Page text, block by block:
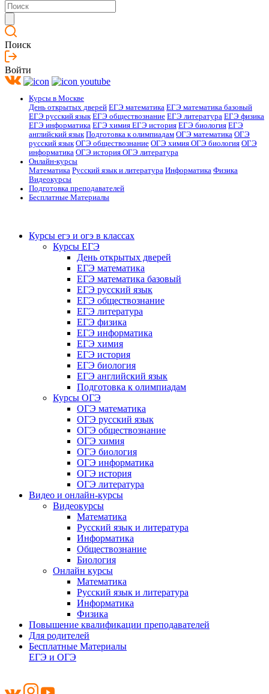
Поиск
Войти
Курсы в Москве
День открытых дверей ЕГЭ математика ЕГЭ математика базовый
ЕГЭ русский язык ЕГЭ обществознание ЕГЭ литература ЕГЭ физика
ЕГЭ информатика ЕГЭ химия ЕГЭ история ЕГЭ биология ЕГЭ
английский язык Подготовка к олимпиадам ОГЭ математика ОГЭ
русский язык ОГЭ обществознание ОГЭ химия ОГЭ биология ОГЭ
информатика ОГЭ история ОГЭ литература
Онлайн-курсы
Математика Русский язык и литература Информатика Физика
Видеокурсы
Подготовка преподавателей
Бесплатные Материалы
Курсы егэ и огэ в классах
Курсы ЕГЭ
День открытых дверей
ЕГЭ математика
ЕГЭ математика базовый
ЕГЭ русский язык
ЕГЭ обществознание
ЕГЭ литература
ЕГЭ физика
ЕГЭ информатика
ЕГЭ химия
ЕГЭ история
ЕГЭ биология
ЕГЭ английский язык
Подготовка к олимпиадам
Курсы ОГЭ
ОГЭ математика
ОГЭ русский язык
ОГЭ обществознание
ОГЭ химия
ОГЭ биология
ОГЭ информатика
ОГЭ история
ОГЭ литература
Видео и онлайн-курсы
Видеокурсы
Математика
Русский язык и литература
Информатика
Обществознание
Биология
Онлайн курсы
Математика
Русский язык и литература
Информатика
Физика
Повышение квалификации преподавателей
Для родителей
Бесплатные Материалы
ЕГЭ и ОГЭ